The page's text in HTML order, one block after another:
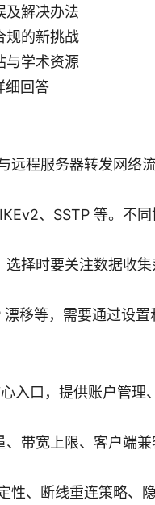
及解决办法
规的新挑战
与学术资源
细回答
远程服务器转发网络
、SSTP 等。不
择时要关注数据收
移等，需要通过设置
入口，提供账户管理
带宽上限、客户端
、断线重连策略、隐